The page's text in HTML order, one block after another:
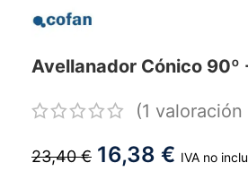
Avellanador Cónico 90º
(1
23,40€ 16,38 € IVA no